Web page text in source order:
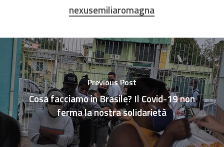
nexusemiliaromagna
Previous Post
Cosa facciamo in Brasile? Il Covid-19 non
ferma la nostra solidarietà